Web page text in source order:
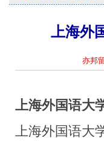
上海外
亦邦
上海外国语大
上海外国语大